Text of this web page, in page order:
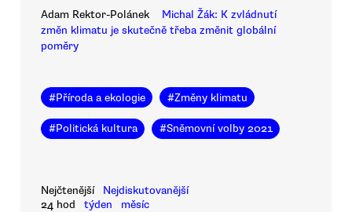
Adam Rektor-Polánek
Michal Žák: K zvládnutí
změn klimatu je skutečně třeba změnit globální
poměry
#Příroda a ekologie #Změny klimatu
#Politická kultura #Sněmovní volby 2021
Nejčtenější
Nejdiskutovanější
24 hod
týden měsíc